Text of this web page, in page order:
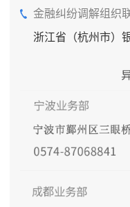
金融纠纷调解组织
浙江省（杭州市）